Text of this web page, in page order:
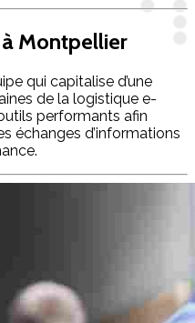
Montpellier
qui capitalise d’une
de la logistique e-
performants afin
échanges d’informations